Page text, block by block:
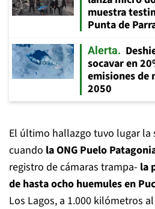
muestra
Punta de
Alerta
socavar en
emisiones de
2050
El último hallazgo tuvo lugar la
cuando la ONG Puelo
registro de cámaras trampa- la
de hasta ocho huemules en
Los Lagos, a 1.000 kilómetros